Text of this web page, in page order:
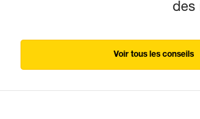
des
Voir tous les conseils